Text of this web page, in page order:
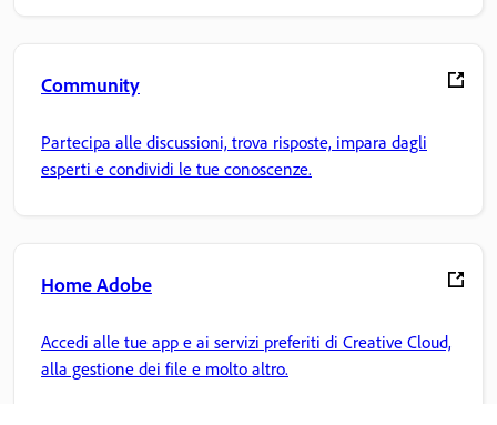
Community
Partecipa alle discussioni, trova risposte, impara dagli
esperti e condividi le tue conoscenze.
Home Adobe
Accedi alle tue app e ai servizi preferiti di Creative Cloud,
alla gestione dei file e molto altro.